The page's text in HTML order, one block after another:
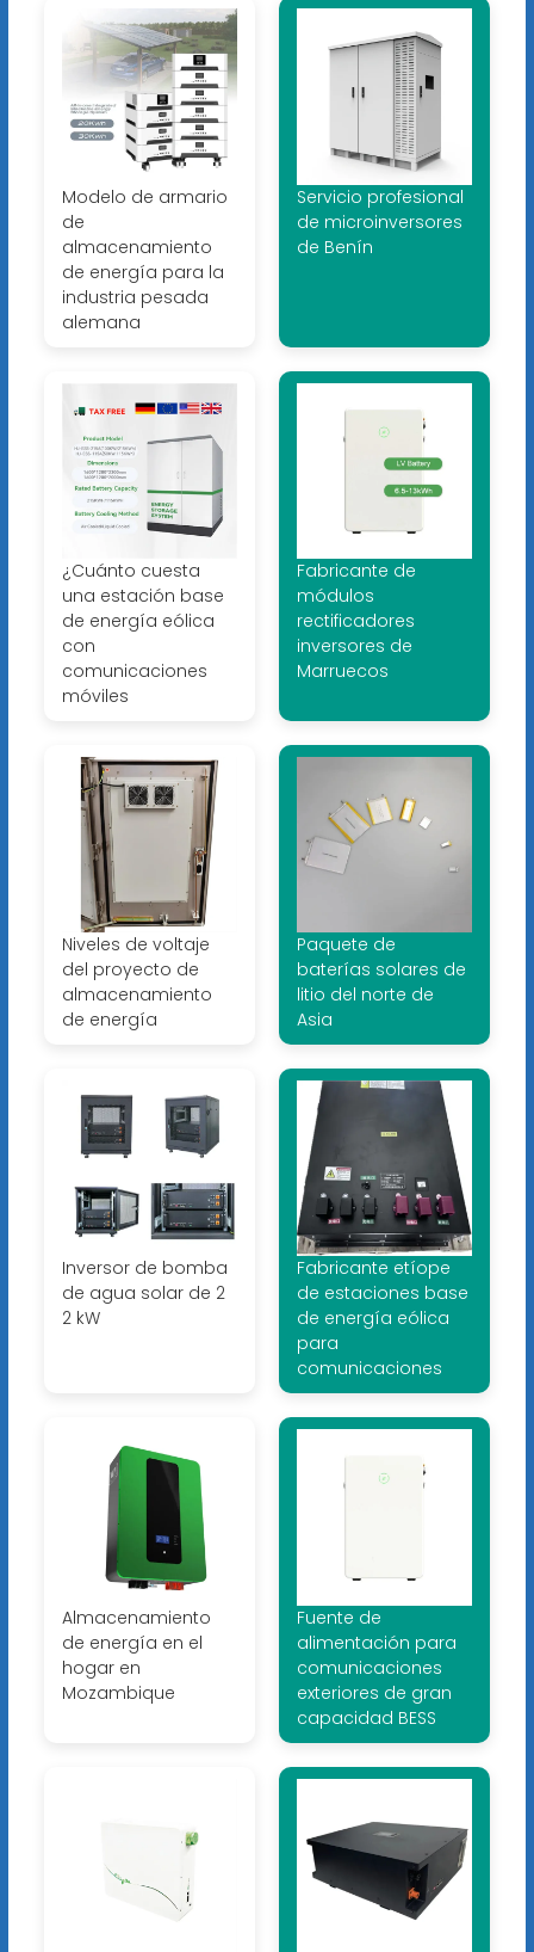
Modelo de armario
de
almacenamiento
de energía para la
industria pesada
alemana
Servicio profesional
de microinversores
de Benín
¿Cuánto cuesta
una estación base
de energía eólica
con
comunicaciones
móviles
Fabricante de
módulos
rectificadores
inversores de
Marruecos
Niveles de voltaje
del proyecto de
almacenamiento
de energía
Paquete de
baterías solares de
litio del norte de
Asia
Inversor de bomba
de agua solar de 2
2 kW
Fabricante etíope
de estaciones base
de energía eólica
para
comunicaciones
Almacenamiento
de energía en el
hogar en
Mozambique
Fuente de
alimentación para
comunicaciones
exteriores de gran
capacidad BESS